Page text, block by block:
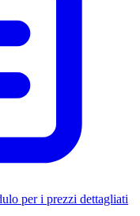
per i prezzi dettagliati